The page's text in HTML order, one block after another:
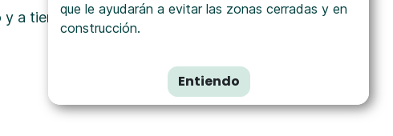
que le ayudarán a evitar las zonas cerradas y en
construcción.
Entiendo
y a tiempo.
Expandir Todo